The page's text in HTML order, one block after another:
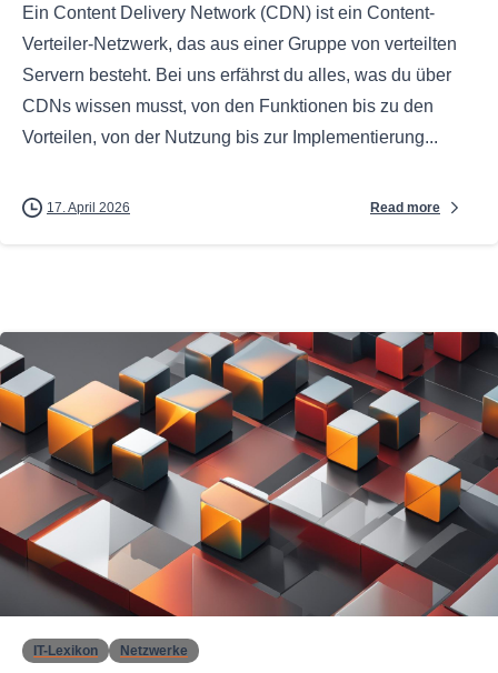
Ein Content Delivery Network (CDN) ist ein Content-
Verteiler-Netzwerk, das aus einer Gruppe von verteilten
Servern besteht. Bei uns erfährst du alles, was du über
CDNs wissen musst, von den Funktionen bis zu den
Vorteilen, von der Nutzung bis zur Implementierung...
17. April 2026 Read more
IT-Lexikon Netzwerke